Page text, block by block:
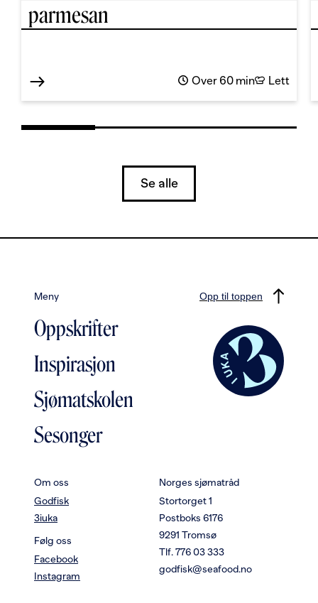
parmesan
Over 60 min Lett
Se alle
Meny
Oppskrifter
Inspirasjon
Sjømatskolen
Sesonger
Om oss
Godfisk
3iuka
Følg oss
Facebook
Instagram
Norges sjømatråd
Stortorget 1
Postboks 6176
9291 Tromsø
Tlf. 776 03 333
godfisk@seafood.no
Opp til toppen